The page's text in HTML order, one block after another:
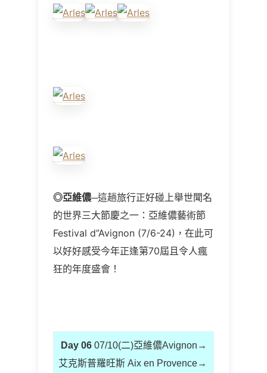
◎亞維儂─這趟旅行正好碰上舉世聞名
的世界三大節慶之一：亞維儂藝術節
Festival d”Avignon (7/6-24)，在此可
以好好感受今年正逢第70屆且令人瘋
狂的年度盛會！
Day 06 07/10(二)亞維儂Avignon→
艾克斯普羅旺斯 Aix en Provence→